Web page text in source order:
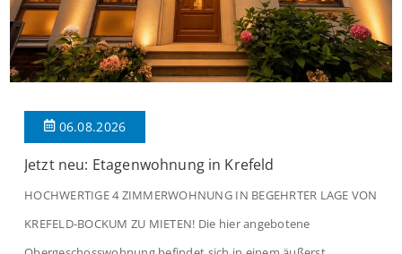
06.08.2026
Jetzt neu: Etagenwohnung in Krefeld
HOCHWERTIGE 4 ZIMMERWOHNUNG IN BEGEHRTER LAGE VON
KREFELD-BOCKUM ZU MIETEN! Die hier angebotene